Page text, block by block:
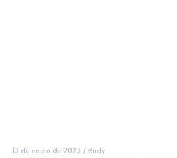
13 de enero de 2023 / Rudy